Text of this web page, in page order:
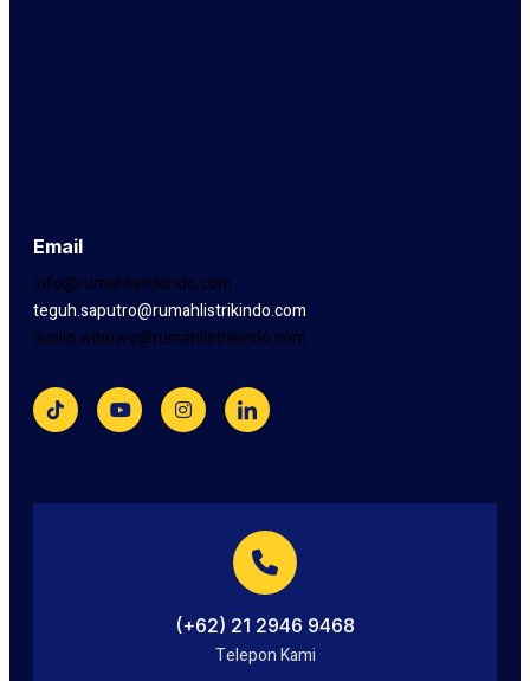
Email
info@rumahlistrikindo.com
teguh.saputro@rumahlistrikindo.com
susilo.wibowo@rumahlistrikindo.com
(+62) 21 2946 9468
Telepon Kami